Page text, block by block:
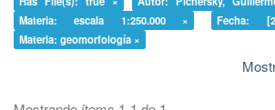
Materia: escala 1:250.000 ×
Fecha:
Materia: geomorfología ×